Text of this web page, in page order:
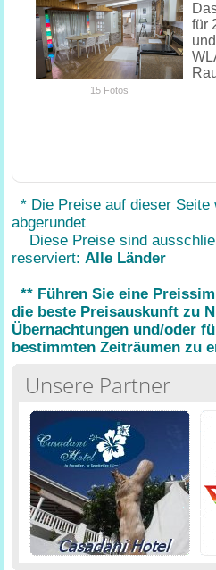
15 Fotos
für
* Die Preise auf dieser Seite
abgerundet
Diese Preise sind
reserviert: Alle Länder
** Führen Sie eine
die beste Preisauskunft zu
Übernachtungen und/oder
bestimmten Zeiträumen zu
Unsere Partner